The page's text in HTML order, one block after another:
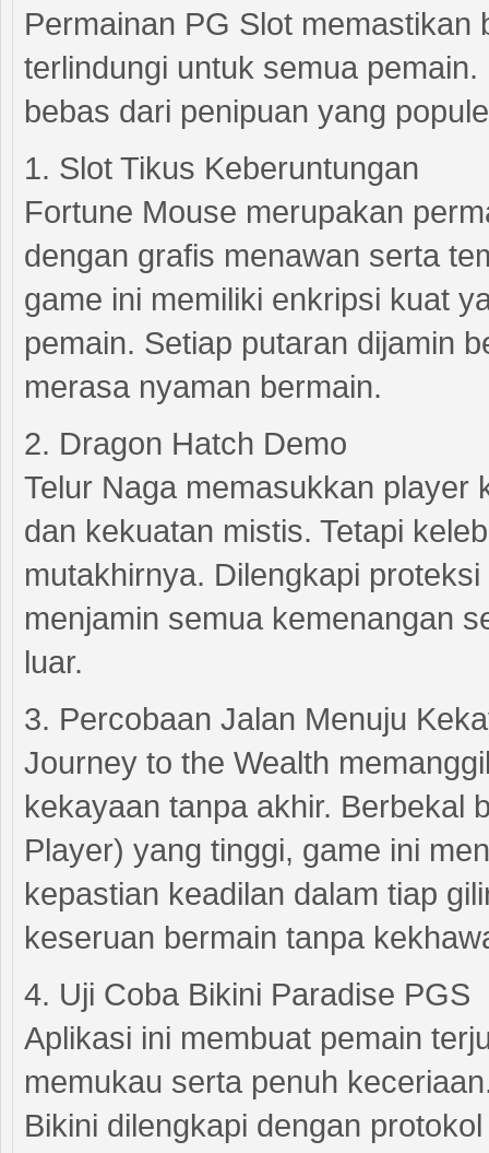
Permainan PG Slot
terlindungi untuk semua
bebas dari penipuan yang
1. Slot Tikus Keberuntungan
Fortune Mouse merupakan
dengan grafis menawan serta
game ini memiliki enkripsi kuat
pemain. Setiap putaran dijamin
merasa nyaman bermain.
2. Dragon Hatch Demo
Telur Naga memasukkan player
dan kekuatan mistis. Tetapi
mutakhirnya. Dilengkapi
menjamin semua kemenangan
luar.
3. Percobaan Jalan Menuju
Journey to the Wealth
kekayaan tanpa akhir. Berbekal
Player) yang tinggi, game ini
kepastian keadilan dalam tiap
keseruan bermain tanpa
4. Uji Coba Bikini Paradise PGS
Aplikasi ini membuat pemain
memukau serta penuh
Bikini dilengkapi dengan